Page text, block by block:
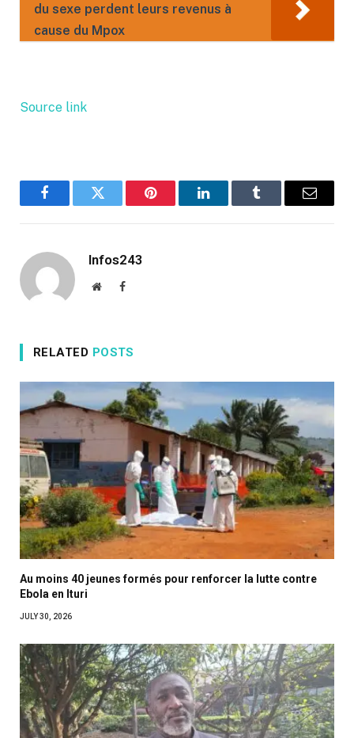
du sexe perdent leurs revenus à
cause du Mpox
Source link
FacebookTwitter Pinterest LinkedInTumblr Email
Infos243
WebsiteFacebook
RELATED POSTS
Au moins 40 jeunes formés pour renforcer la lutte contre
Ebola en Ituri
JULY 30, 2026